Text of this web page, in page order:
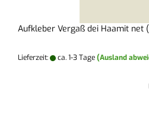
Aufkleber Vergaß dei Haamit net
Lieferzeit: ca. 1-3 Tage(Ausland